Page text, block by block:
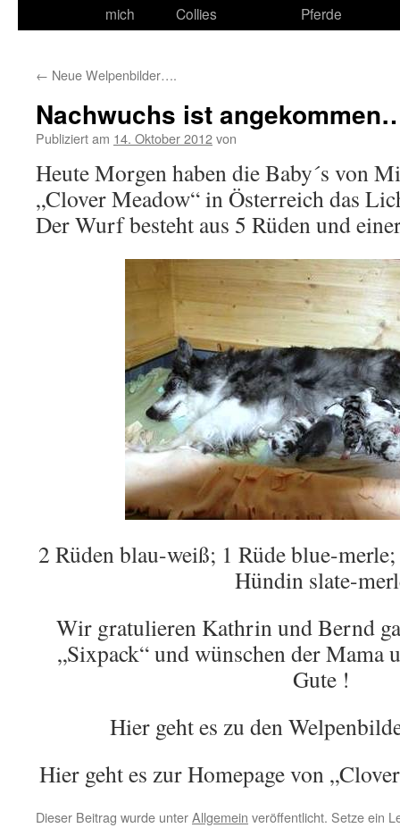
mich
Collies
Pferde
← Neue Welpenbilder….
Nachwuchs ist
Publiziert am 14. Oktober 2012von
Heute Morgen haben die Baby´s von
„Clover Meadow“ in Österreich das
Der Wurf besteht aus 5 Rüden und
2 Rüden blau-weiß; 1 Rüde blue-
Hündin slate-
Wir gratulieren Kathrin und Bernd
„Sixpack“ und wünschen der Mama
Gute !
Hier geht es zu den
Hier geht es zur Homepage von
Dieser Beitrag wurde unterAllgemein veröffentlicht. Setze ein